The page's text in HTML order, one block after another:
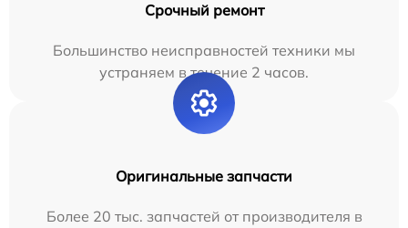
Срочный ремонт
Большинство неисправностей техники мы
устраняем в течение 2 часов.
Оригинальные запчасти
Более 20 тыс. запчастей от производителя в